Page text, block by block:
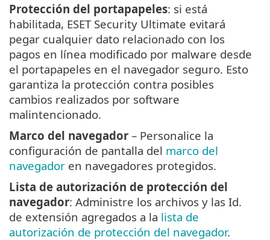
Protección del portapapeles: si está
habilitada, ESET Security Ultimate evitará
pegar cualquier dato relacionado con los
pagos en línea modificado por malware desde
el portapapeles en el navegador seguro. Esto
garantiza la protección contra posibles
cambios realizados por software
malintencionado.
Marco del navegador – Personalice la
configuración de pantalla del marco del
navegador en navegadores protegidos.
Lista de autorización de protección del
navegador: Administre los archivos y las Id.
de extensión agregados a la lista de
autorización de protección del navegador.